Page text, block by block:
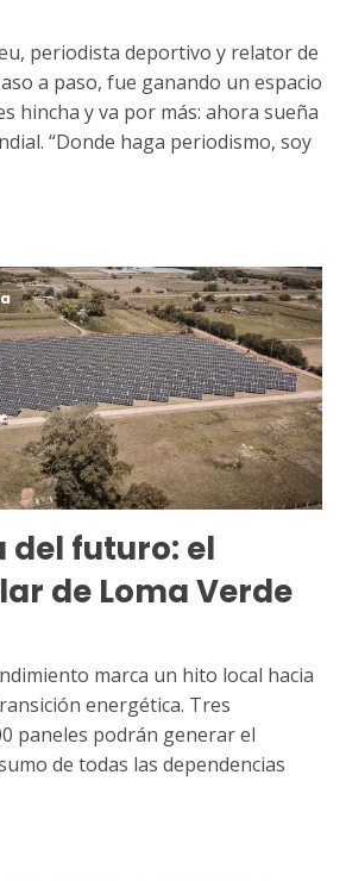
periodista deportivo y relator de
a paso, fue ganando un espacio
hincha y va por más: ahora sueña
“Donde haga periodismo, soy
del futuro: el
de Loma Verde
marca un hito local hacia
energética. Tres
paneles podrán generar el
de todas las dependencias